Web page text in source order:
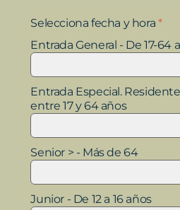
Selecciona fecha y hora *
Entrada General - De 17-64
Entrada Especial.
entre 17 y 64 años
Senior > - Más de 64
Junior - De 12 a 16 años